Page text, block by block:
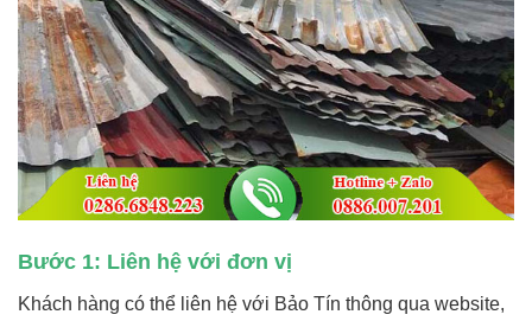
Bước 1: Liên hệ với đơn vị
Khách hàng có thể liên hệ với Bảo Tín thông qua website,